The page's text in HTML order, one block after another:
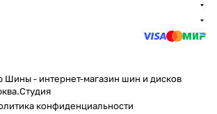
Шины - интернет-магазин шин и дисков
конфиденциальности